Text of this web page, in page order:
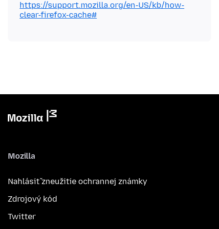
https://support.mozilla.org/en-US/kb/how-
clear-firefox-cache#
Mozilla
Nahlásiť zneužitie ochrannej známky
Zdrojový kód
Twitter